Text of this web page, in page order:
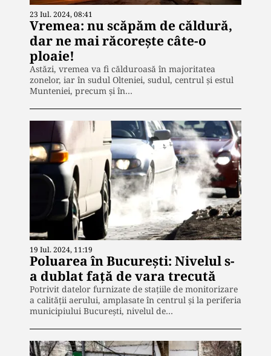
23 Iul. 2024, 08:41
Vremea: nu scăpăm de căldură,
dar ne mai răcorește câte-o
ploaie!
Astăzi, vremea va fi călduroasă în majoritatea
zonelor, iar în sudul Olteniei, sudul, centrul şi estul
Munteniei, precum şi în…
19 Iul. 2024, 11:19
Poluarea în București: Nivelul s-
a dublat față de vara trecută
Potrivit datelor furnizate de stațiile de monitorizare
a calității aerului, amplasate în centrul și la periferia
municipiului București, nivelul de…